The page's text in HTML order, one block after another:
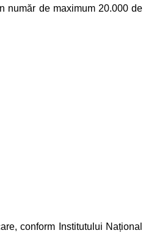
număr de maximum 20.000 de
conform Institutului Național